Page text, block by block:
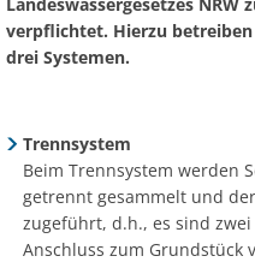
Zahlen,
verpflichtet. Hierzu
drei Systemen.
Trennsystem
Beim Trennsystem werden
getrennt gesammelt und
zugeführt, d.h., es sind
Anschluss zum Grundstück